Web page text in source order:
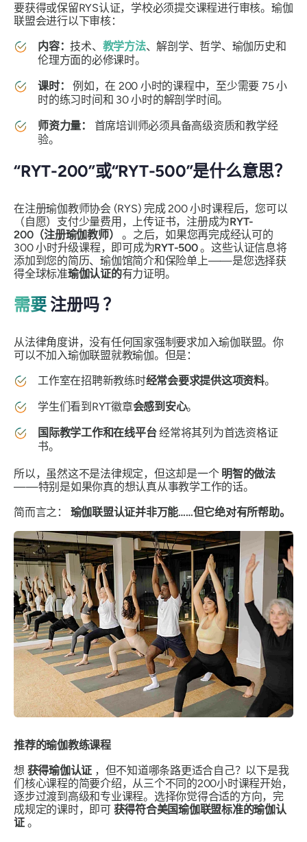
要获得或保留RYS认证，学校必须提交课程进行审核。瑜伽
联盟会进行以下审核：
内容：技术、 教学方法、解剖学、哲学、瑜伽历史和
伦理方面的必修课时。
课时：
例如，在 200 小时的课程中，至少需要 75 小
时的练习时间和 30 小时的解剖学时间。
师资力量：
首席培训师必须具备高级资质和教学经
验。
“RYT-200”或“RYT-500”是什么意思？
在注册瑜伽教师协会 (RYS) 完成 200 小时课程后，您可以
（自愿）支付少量费用，上传证书，注册成为RYT-
200（注册瑜伽教师）
。之后，如果您再完成经认可的
300 小时升级课程，即可成为RYT-500。这些认证信息将
添加到您的简历、瑜伽馆简介和保险单上——是您选择获
得全球标准瑜伽认证的有力证明。
需要注册吗？
从法律角度讲，没有任何国家强制要求加入瑜伽联盟。你
可以不加入瑜伽联盟就教瑜伽。但是：
工作室在招聘新教练时经常会要求提供这项资料。
学生们看到RYT徽章会感到安心。
国际教学工作和在线平台经常将其列为首选资格证
书。
所以，虽然这不是法律规定，但这却是一个 明智的做法
——特别是如果你真的想认真从事教学工作的话。
简而言之： 瑜伽联盟认证并非万能……但它绝对有所帮助。
推荐的瑜伽教练课程
想 获得瑜伽认证 ，但不知道哪条路更适合自己？以下是我
们核心课程的简要介绍，从三个不同的200小时课程开始，
逐步过渡到高级和专业课程。选择你觉得合适的方向，完
成规定的课时，即可 获得符合美国瑜伽联盟标准的瑜伽认
证。